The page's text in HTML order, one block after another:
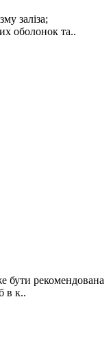
заліза;
оболонок та..
бути рекомендована
в к..